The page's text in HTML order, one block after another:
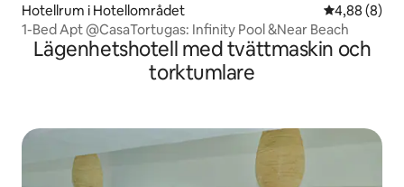
Hotellrum i Hotellområdet 4,88 av 5 i
4,88 (8)
1-Bed Apt @CasaTortugas: Infinity Pool &Near Beach
Lägenhetshotell med tvättmaskin och
torktumlare